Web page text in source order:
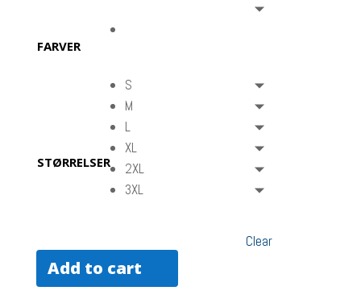
FARVER
STØRRELSER
S
M
L
XL
2XL
3XL
Clear
Add to cart